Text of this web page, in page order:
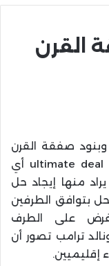
القرن
وبنود صفقة القرن
الأميركية أو التي يطلق عليها أميركيا ultimate deal أي
منها إيجاد حل
بتوافق الطرفين
يفرض على الطرف
ترامب تصور أن
إقليميين.